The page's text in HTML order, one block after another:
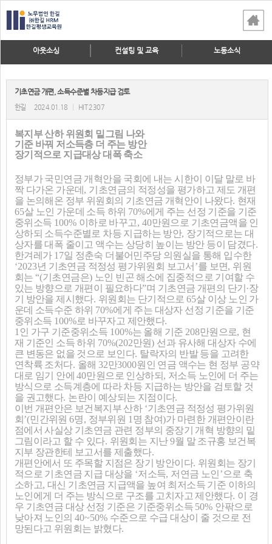
아웃소싱 컨설팅 및 교육 노동소식
기초연금 개편, 소득수준별 차등지급 검토
한길 2024.01.18 HIT 2307
복지부 산하 위원회 밑그림 나와
기준 바꿔 저소득층 더 주는 방안
장기적으로 지급대상 대폭 축소
정부가 국민연금 개혁안을 국회에 내는 시한이 이달 말로 바
짝 다가온 가운데 , 기초연금의 적정성을 평가하고 제도 개편
을 논의해온 정부 위원회의 기초연금 개혁안이 나왔다. 현재
65살 노인 가운데 소득 하위 70%에게 주는 선정 기준을 기준
중위소득 100% 이하로 바꾸고, 40만원으로 기초연금액을 인
상하되 소득수준별로 차등 지급하는 방안, 장기적으로는 대
상자를 대폭 줄이고 액수는 상당히 높이는 방안 등이 담겼다.
한겨레가 17일 정춘숙 더불어민주당 의원실을 통해 입수한
‘2023년 기초연금 적정성 평가위원회 보고서 ’를 보면, 위원
회는 “(기초연금은) 노인 빈곤 해소에 집중적으로 기여할 수
있는 방향으로 개편이 필요하다”며 기초연금 개편의 단기 ·장
기 방안을 제시했다. 위원회는 단기적으로65살 이상 노인 가
운데 소득수준 하위 70%에게 주는 대상자 선정 기준을 기준
중위소득 100%로 바꾸자고 제안했다.
1 인 가구 기준중위소득 100%는 올해 기준 208만원으로, 현
재 기준인 소득 하위 70%(202만원) 선과 유사해 대상자 수에
큰 변동은 없을 것으로 보인다. 탈락자의 반발 등을 고려한
연착륙 조처다. 올해 32만3000원인 연금 액수는 현 정부 공약
대로 임기 안에40만원으로 인상하되 , 저소득 노인에 더 주는
방식으로 소득계층에 따라 차등 지급하는 방안을 검토할 것
을 권고했다. 논란이 예상되는 지점이다.
이번 개편안은 보건복지부 산하 ‘기초연금 적정성 평가위원
회 ’(민간위원6명, 정부위원 1 명 참여)가 마련한 개편안이란
점에서 사실상 기초연금 관련 정부의 중장기 개혁 방향의 밑
그림이라고 할 수 있다. 위원회는 지난9월 말 조규홍 보건복
지부 장관한테 보고서를 제출했다.
개편안에서 또 주목할 지점은 장기 방안이다. 위원회는 장기
적으로 기초연금 지급 대상을 ‘저소득, 저연금 노인 ’으로 축
소하고, 대신 기초연금 지급액을 높여 최저소득 기준 이하의
노인에게 더 주는 방식으로 구조를 고치자고 제안했다. 이 경
우 기초연금 대상 선정 기준은 기준중위소득 50% 안팎으로
낮아져 노인의40~50% 수준으로 수급 대상이 줄 것으로 전
망된다고 위원회는 밝혔다.